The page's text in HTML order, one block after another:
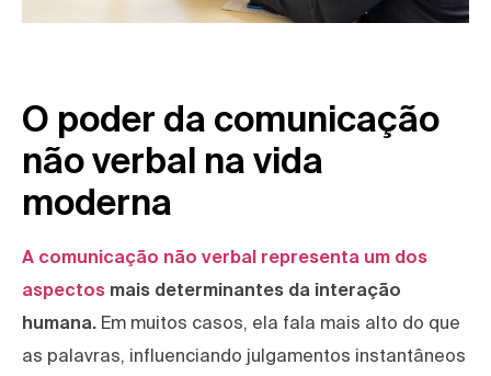
O poder da comunicação
não verbal na vida
moderna
A comunicação não verbal representa um dos
aspectos mais determinantes da interação
humana. Em muitos casos, ela fala mais alto do que
as palavras, influenciando julgamentos instantâneos